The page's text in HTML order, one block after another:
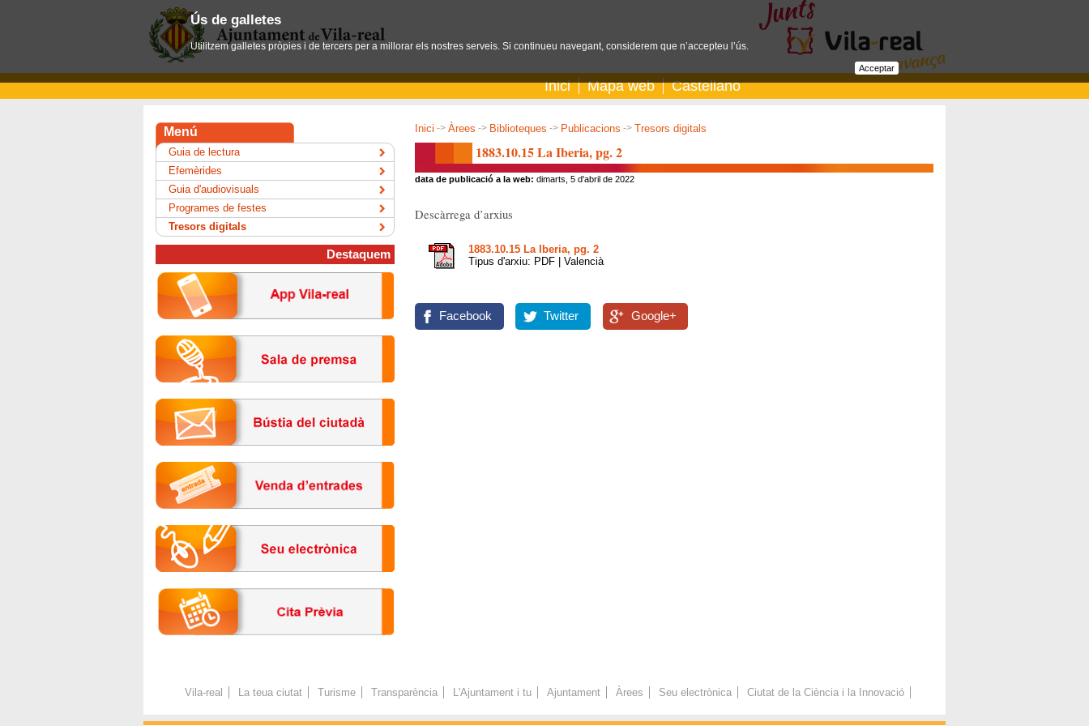
Inici Mapa web Castellano
Inici -> Àrees -> Biblioteques -> Publicacions -> Tresors digitals
1883.10.15 La Iberia, pg. 2
data de publicació a la web: dimarts, 5 d'abril de 2022
Descàrrega d’arxius
1883.10.15 La Iberia, pg. 2
Tipus d'arxiu: PDF | Valencià
Facebook Twitter Google+
Menú
Guia de lectura
Efemèrides
Guia d'audiovisuals
Programes de festes
Tresors digitals
Destaquem
Vila-real La teua ciutat Turisme Transparència L'Ajuntament i tu Ajuntament Àrees Seu electrònica Ciutat de la Ciència i la Innovació
Ús de galletes
Utilitzem galletes pròpies i de tercers per a millorar els nostres serveis. Si continueu navegant, considerem que n’accepteu l’ús.
Acceptar